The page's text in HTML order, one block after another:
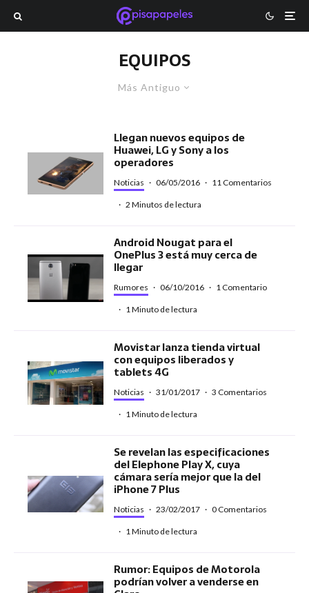
EQUIPOS
Más Antiguo
Llegan nuevos equipos de
Huawei, LG y Sony a los
operadores
Noticias · 06/05/2016 · 11 Comentarios
· 2 Minutos de lectura
Android Nougat para el
OnePlus 3 está muy cerca de
llegar
Rumores · 06/10/2016 · 1 Comentario
· 1 Minuto de lectura
Movistar lanza tienda virtual
con equipos liberados y
tablets 4G
Noticias · 31/01/2017 · 3 Comentarios
· 1 Minuto de lectura
Se revelan las especificaciones
del Elephone Play X, cuya
cámara sería mejor que la del
iPhone 7 Plus
Noticias · 23/02/2017 · 0 Comentarios
· 1 Minuto de lectura
Rumor: Equipos de Motorola
podrían volver a venderse en